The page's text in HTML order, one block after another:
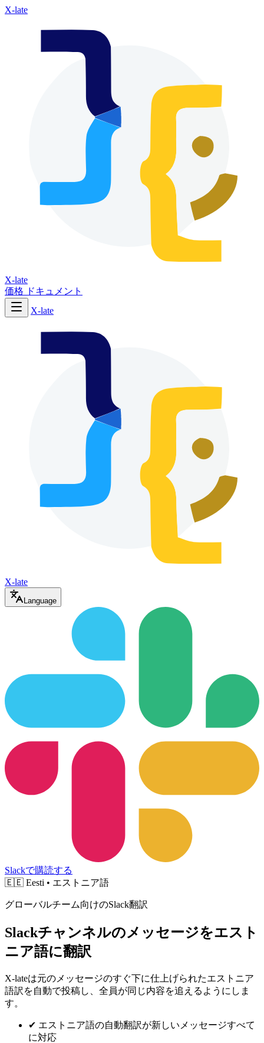
X-late
X-late
価格 ドキュメント
X-late
X-late
Language
Slackで購読する
🇪🇪 Eesti • エストニア語
グローバルチーム向けのSlack翻訳
Slackチャンネルのメッセージをエスト
ニア語に翻訳
X-lateは元のメッセージのすぐ下に仕上げられたエストニア
語訳を自動で投稿し、全員が同じ内容を追えるようにしま
す。
✔ エストニア語の自動翻訳が新しいメッセージすべて
に対応